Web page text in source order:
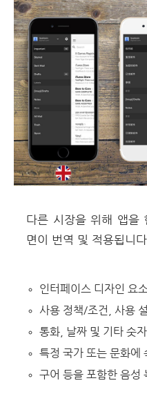
다른 시장을 위해 앱을
면이 번역 및 적용됩니
인터페이스 디자인 요
사용 정책/조건, 사용
통화, 날짜 및 기타 숫
특정 국가 또는 문화에
구어 등을 포함한 음성